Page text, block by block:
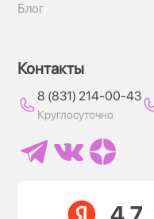
Блог
Контакты
8 (831) 214-00-43
Круглосуточно